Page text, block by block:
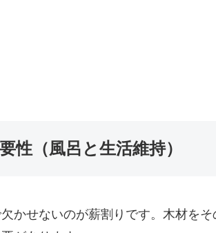
性（風呂と生活維持）
かせないのが薪割りです。木材を